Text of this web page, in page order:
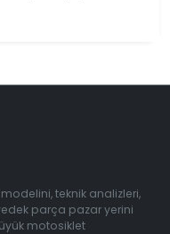
teknik analizleri,
parça pazar yerini
motosiklet